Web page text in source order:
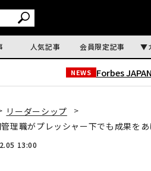
人気記事 会員限定記事
NEWS Forbes
リーダーシップ
職がプレッシャー下でも成果をあ
13:00